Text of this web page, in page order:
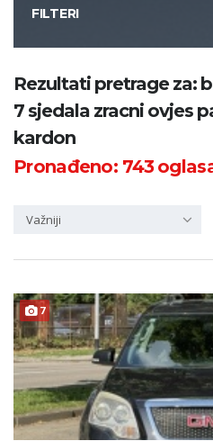
FILTERI
Kategorija
Samo sa slikom
Rezultati pretrage za:
7 sjedala zracni ovjes
kardon
Pronađeno: 743
Važniji
7